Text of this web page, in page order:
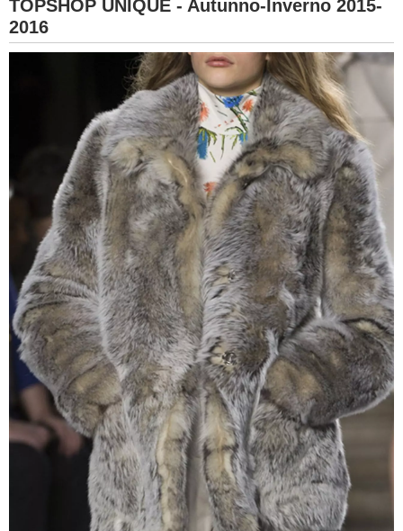
TOPSHOP UNIQUE - Autunno-Inverno 2015-
2016